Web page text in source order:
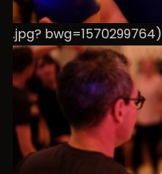
.jpg? bwg=1570299764)